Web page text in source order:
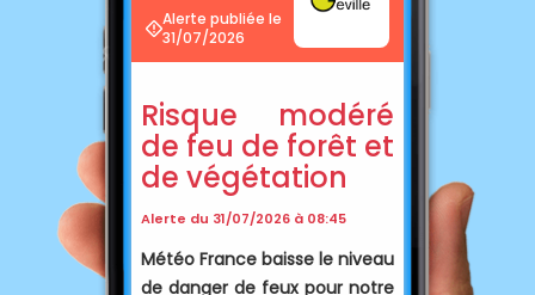
Alerte publiée le
31/07/2026
Risque modéré
de feu de forêt et
de végétation
Alerte du 31/07/2026 à 08:45
Météo France baisse le niveau
de danger de feux pour notre